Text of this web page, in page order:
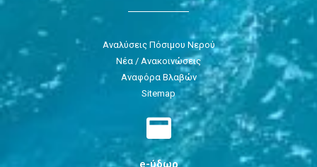
Αναλύσεις Πόσιμου Νερού
Νέα / Ανακοινώσεις
Αναφόρα Βλαβών
Sitemap
e-ύδωρ